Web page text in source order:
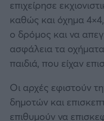
επιχείρησε
καθώς και όχημα
ο δρόμος και να
ασφάλεια τα
παιδιά, που είχαν
Οι αρχές εφιστούν
δημοτών και
επιθυμούν να